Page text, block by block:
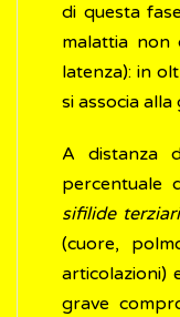
di questa
malattia non
latenza): in
si associa
A distanza
percentuale
sifilide
(cuore,
articolazioni)
grave